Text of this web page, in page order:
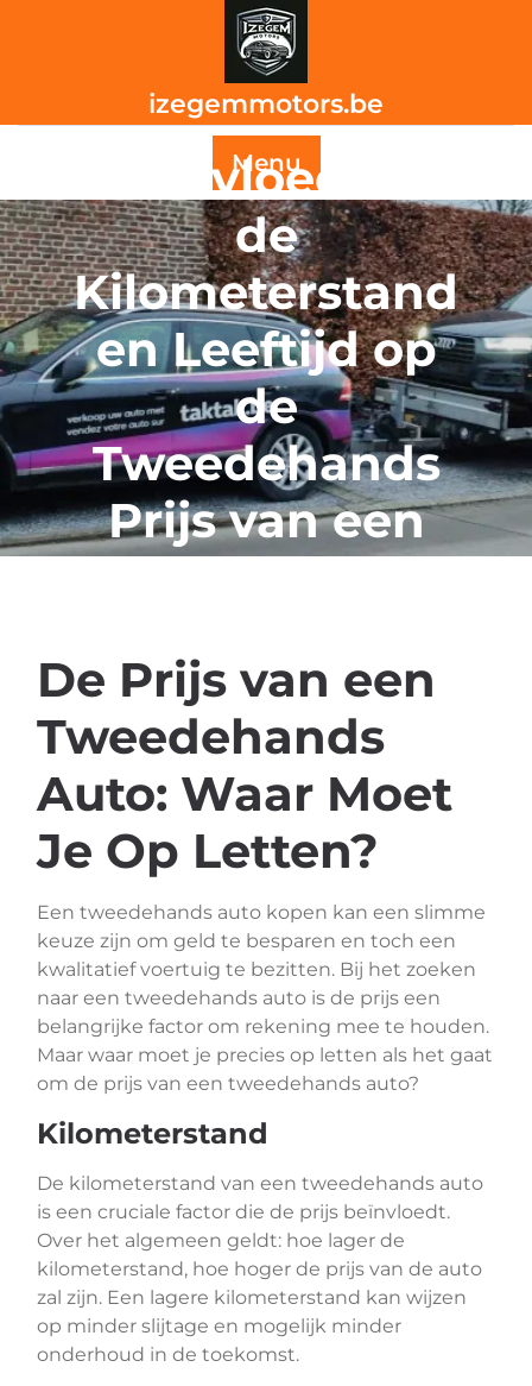
izegemmotors.be
Menu
De Invloed van
de
Kilometerstand
en Leeftijd op
de
Tweedehands
Prijs van een
De Prijs van een
Tweedehands
Auto: Waar Moet
Je Op Letten?
Een tweedehands auto kopen kan een slimme
keuze zijn om geld te besparen en toch een
kwalitatief voertuig te bezitten. Bij het zoeken
naar een tweedehands auto is de prijs een
belangrijke factor om rekening mee te houden.
Maar waar moet je precies op letten als het gaat
om de prijs van een tweedehands auto?
Kilometerstand
De kilometerstand van een tweedehands auto
is een cruciale factor die de prijs beïnvloedt.
Over het algemeen geldt: hoe lager de
kilometerstand, hoe hoger de prijs van de auto
zal zijn. Een lagere kilometerstand kan wijzen
op minder slijtage en mogelijk minder
onderhoud in de toekomst.